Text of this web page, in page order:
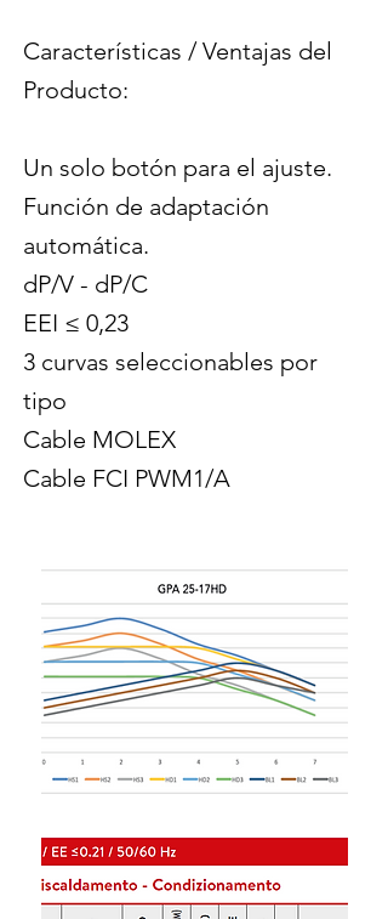
Características / Ventajas del
Producto:
Un solo botón para el ajuste.
Función de adaptación
automática.
dP/V - dP/C
EEI ≤ 0,23
3 curvas seleccionables por
tipo
Cable MOLEX
Cable FCI PWM1/A